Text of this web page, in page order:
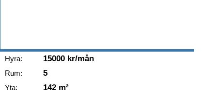
Hyra: 15000 kr/mån
Rum: 5
Yta: 142 m²